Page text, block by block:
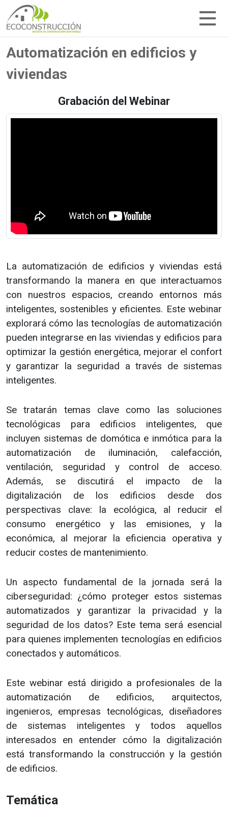
Automatización en edificios y
viviendas
Grabación del Webinar
La automatización de edificios y viviendas está
transformando la manera en que interactuamos
con nuestros espacios, creando entornos más
inteligentes, sostenibles y eficientes. Este webinar
explorará cómo las tecnologías de automatización
pueden integrarse en las viviendas y edificios para
optimizar la gestión energética, mejorar el confort
y garantizar la seguridad a través de sistemas
inteligentes.
Se tratarán temas clave como las soluciones
tecnológicas para edificios inteligentes, que
incluyen sistemas de domótica e inmótica para la
automatización de iluminación, calefacción,
ventilación, seguridad y control de acceso.
Además, se discutirá el impacto de la
digitalización de los edificios desde dos
perspectivas clave: la ecológica, al reducir el
consumo energético y las emisiones, y la
económica, al mejorar la eficiencia operativa y
reducir costes de mantenimiento.
Un aspecto fundamental de la jornada será la
ciberseguridad: ¿cómo proteger estos sistemas
automatizados y garantizar la privacidad y la
seguridad de los datos? Este tema será esencial
para quienes implementen tecnologías en edificios
conectados y automáticos.
Este webinar está dirigido a profesionales de la
automatización de edificios, arquitectos,
ingenieros, empresas tecnológicas, diseñadores
de sistemas inteligentes y todos aquellos
interesados en entender cómo la digitalización
está transformando la construcción y la gestión
de edificios.
Temática